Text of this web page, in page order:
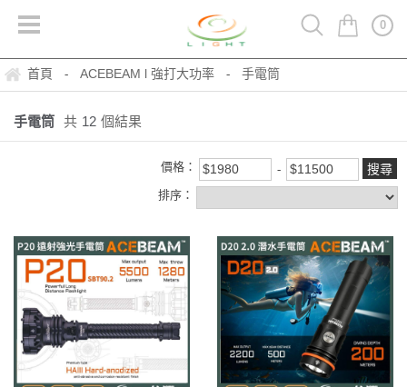
0
首頁 - ACEBEAM l 強打大功率 - 手電筒
手電筒 共 12 個結果
價格：
排序：